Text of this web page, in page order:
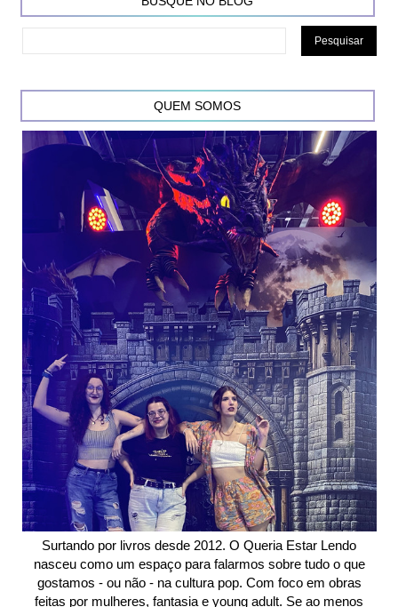
QUEM SOMOS
Surtando por livros desde 2012. O Queria Estar Lendo
nasceu como um espaço para falarmos sobre tudo o que
gostamos - ou não - na cultura pop. Com foco em obras
feitas por mulheres, fantasia e young adult. Se ao menos